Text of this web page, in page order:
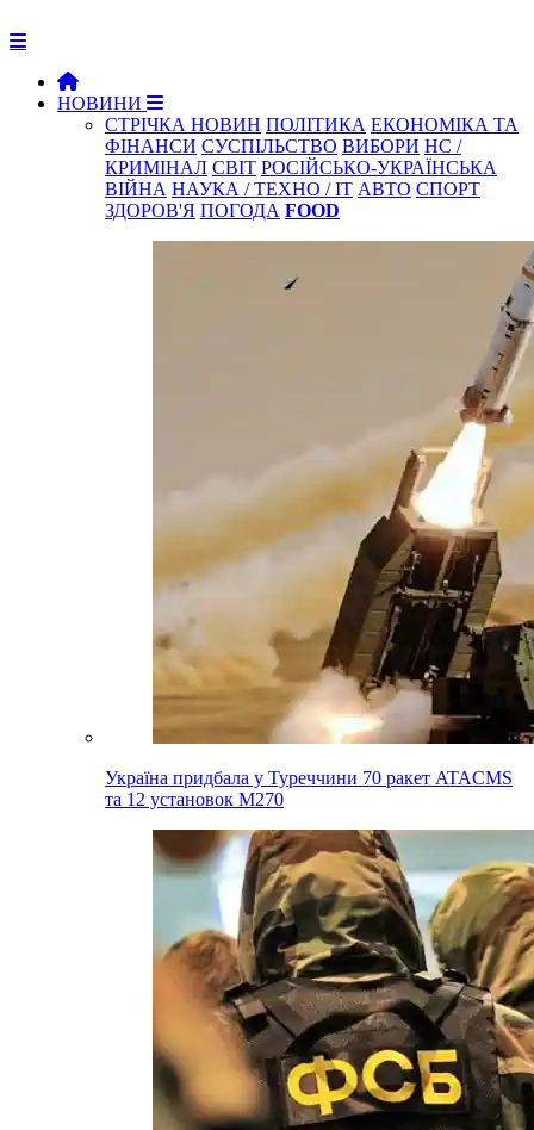
НОВИНИ
СТРІЧКА НОВИН ПОЛІТИКА ЕКОНОМІКА ТА
ФІНАНСИ СУСПІЛЬСТВО ВИБОРИ НС /
КРИМІНАЛ СВІТ РОСІЙСЬКО-УКРАЇНСЬКА
ВІЙНА НАУКА / ТЕХНО / IT АВТО СПОРТ
ЗДОРОВ'Я ПОГОДА FOOD
Україна придбала у Туреччини 70 ракет ATACMS
та 12 установок M270